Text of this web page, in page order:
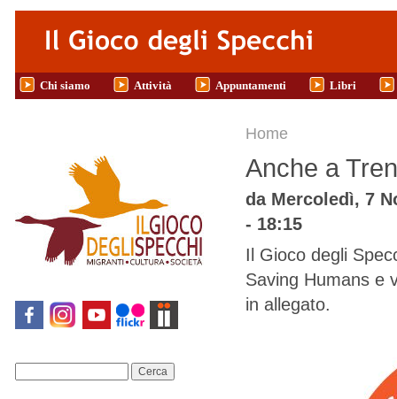
Salta al contenuto principale
Chi siamo Attività Appuntamenti Libri
Tu sei qui
Home
Anche a
da Mercoledì, 7
- 18:15
Il Gioco degli
Saving Humans e
in allegato.